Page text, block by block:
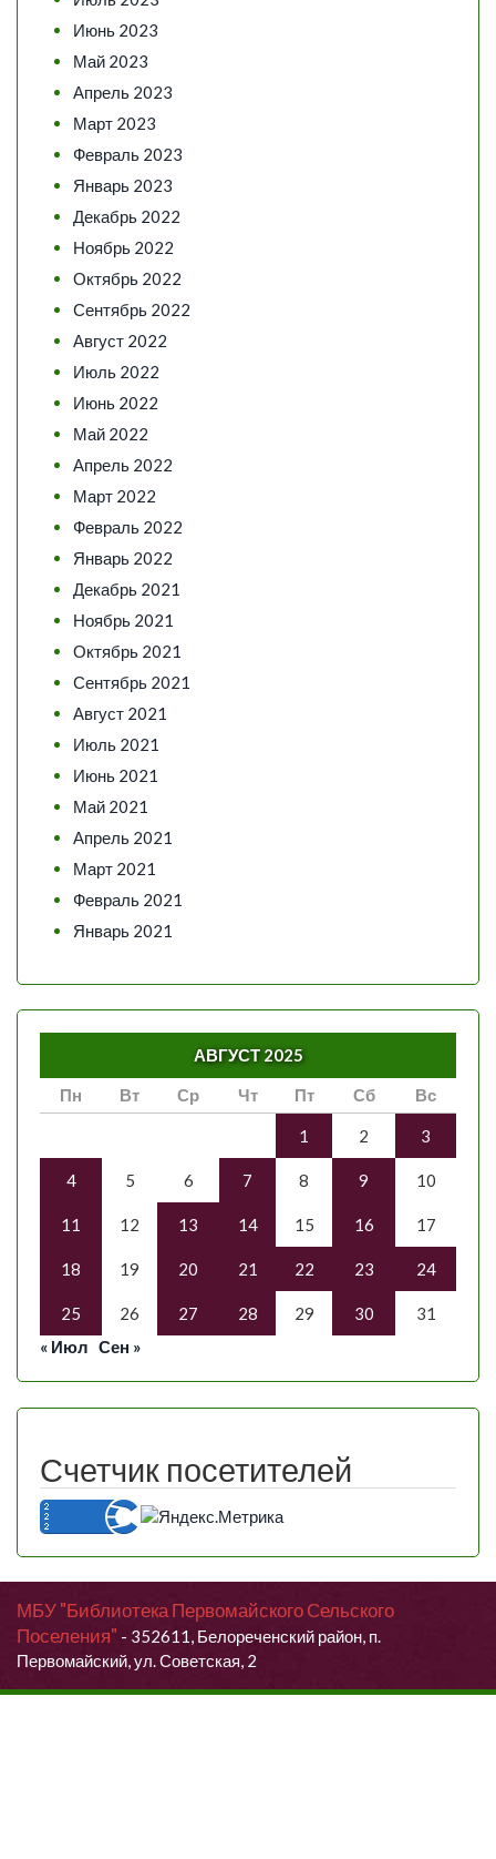
Июнь 2023
Май 2023
Апрель 2023
Март 2023
Февраль 2023
Январь 2023
Декабрь 2022
Ноябрь 2022
Октябрь 2022
Сентябрь 2022
Август 2022
Июль 2022
Июнь 2022
Май 2022
Апрель 2022
Март 2022
Февраль 2022
Январь 2022
Декабрь 2021
Ноябрь 2021
Октябрь 2021
Сентябрь 2021
Август 2021
Июль 2021
Июнь 2021
Май 2021
Апрель 2021
Март 2021
Февраль 2021
Январь 2021
АВГУСТ 2025
Пн
Вт Ср Чт Пт Сб Вс
1 2 3
4 5 6 7 8 9 10
11 12 13 14 15 16 17
18 19 20 21 22 23 24
25 26 27 28 29 30
31
« Июл Сен »
Счетчик посетителей
МБУ "Библиотека Первомайского Сельского
Поселения" - 352611, Белореченский район, п.
Первомайский, ул. Советская, 2